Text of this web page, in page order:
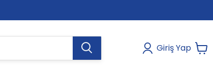
Giriş Yap